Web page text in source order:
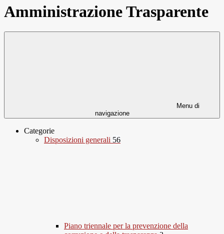
Amministrazione Trasparente
Menu di
navigazione
Categorie
Disposizioni generali 56
Piano triennale per la prevenzione della